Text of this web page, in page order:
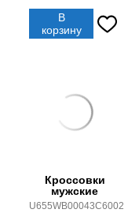
В
корзину
Кроссовки
мужские
U655WB00043C6002